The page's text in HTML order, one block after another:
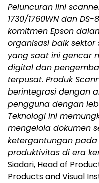
Peluncuran lini
1730/1760WN dan
komitmen Epson
organisasi baik
yang saat ini gencar
digital dan
terpusat. Produk
berintegrasi dengan
pengguna dengan
Teknologi ini
mengelola dokumen
ketergantungan
produktivitas di era
Siadari, Head of
Products and Visual